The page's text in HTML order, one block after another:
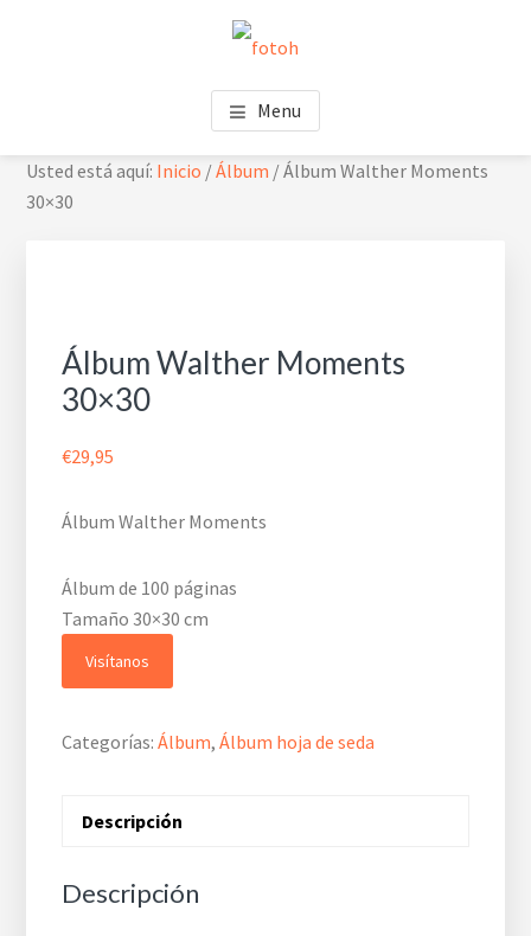
Menu
Usted está aquí: Inicio /Álbum /Álbum Walther Moments
30×30
Álbum Walther Moments
30×30
€29,95
Álbum Walther Moments
Álbum de 100 páginas
Tamaño 30×30 cm
Visítanos
Categorías:Álbum,Álbum hoja de seda
Descripción
Descripción